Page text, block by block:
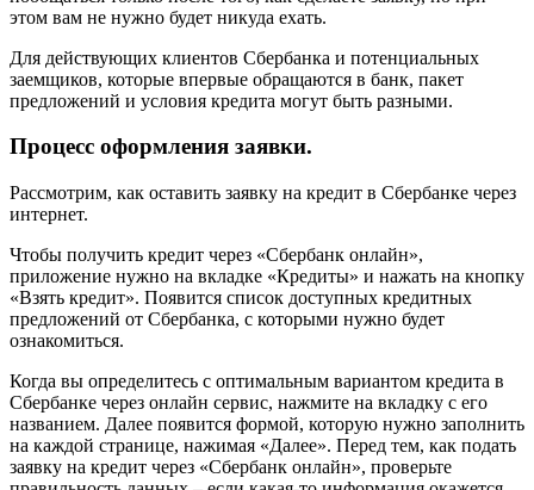
этом вам не нужно будет никуда ехать.
Для действующих клиентов Сбербанка и потенциальных
заемщиков, которые впервые обращаются в банк, пакет
предложений и условия кредита могут быть разными.
Процесс оформления заявки.
Рассмотрим, как оставить заявку на кредит в Сбербанке через
интернет.
Чтобы получить кредит через «Сбербанк онлайн»,
приложение нужно на вкладке «Кредиты» и нажать на кнопку
«Взять кредит». Появится список доступных кредитных
предложений от Сбербанка, с которыми нужно будет
ознакомиться.
Когда вы определитесь с оптимальным вариантом кредита в
Сбербанке через онлайн сервис, нажмите на вкладку с его
названием. Далее появится формой, которую нужно заполнить
на каждой странице, нажимая «Далее». Перед тем, как подать
заявку на кредит через «Сбербанк онлайн», проверьте